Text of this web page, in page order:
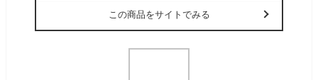
この商品をサイトでみる